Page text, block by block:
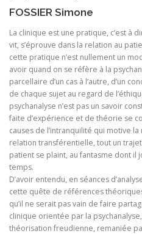
FOSSIER Simone
La clinique est une pratique, c’est à
vit, s’éprouve dans la relation au
cette pratique n’est nullement un
avoir quand on se réfère à la
parcellaire d’un cas à l’autre, d’un
de chaque sujet au regard de
psychanalyse n’est pas un savoir
faite d’expérience et de théorie se
causes de l’intranquilité qui motive la
relation transférentielle, tout un
patient se plaint, au fantasme dont il
temps.
D’avoir entendu, en séances
cette quête de références
qu’il ne serait pas vain de faire
clinique orientée par la
théorisation freudienne, remaniée